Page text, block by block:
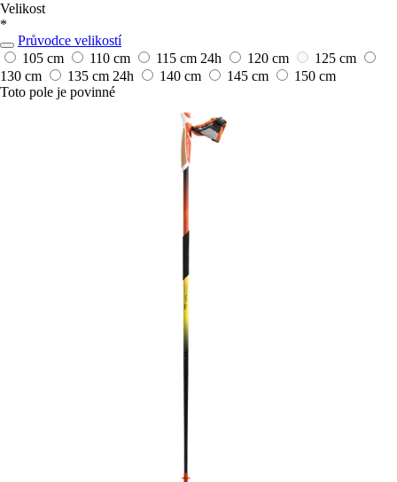
Velikost
*
Průvodce velikostí
105 cm
110 cm 115 cm 24h 120 cm
125 cm
130 cm
135 cm 24h 140 cm 145 cm
150 cm
Toto pole je povinné